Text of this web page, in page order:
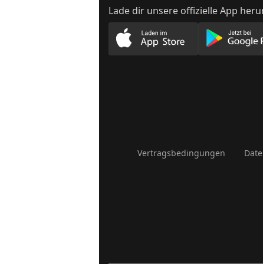
Lade dir unsere offizielle App
Lade unsere App im
Vertragsbedingungen